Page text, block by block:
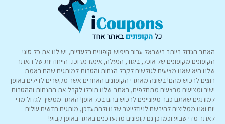
האתר הגדול ביותר בישראל עבור חיפוש קופונים בלעדיים, יש לנו את כל סוגי
הקופונים מקופונים של אוכל, ביגוד, הנעלה, אינטרנט וכו.. הייחודיות של האתר
שלנו היא שאנו מציעים לגולשים לקבל הנחות והטבות למותגים שהם באמת
רוצים לרכוש מהם! בשונה מאתרי הקופונים האחרים אשר מקשרים לדילים באופן
ישיר ומציעים מבצעים מתחלפים, באתר שלנו תוכלו לקבל את ההנחות וההטבות
למותגים שאתם כבר מעוניינים לרכוש בהם בכל אופן! האתר ממשיך לגדול מדי
יום ואנו ממליצים להירשם לניוזלייטר שלנו ולהתעדכן, מותגים חדשים עולים
לאתר מדי שבוע וכמו כן גם קופונים מתעדכנים באתר באופן קבוע!